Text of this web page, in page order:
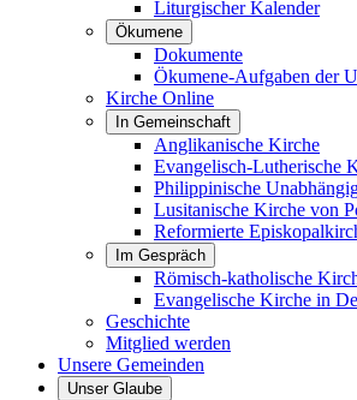
Liturgischer Kalender
Ökumene
Dokumente
Ökumene-Aufgaben der
Kirche Online
In Gemeinschaft
Anglikanische Kirche
Evangelisch-Lutherische
Philippinische
Lusitanische Kirche von
Reformierte
Im Gespräch
Römisch-katholische
Evangelische Kirche in
Geschichte
Mitglied werden
Unsere Gemeinden
Unser Glaube